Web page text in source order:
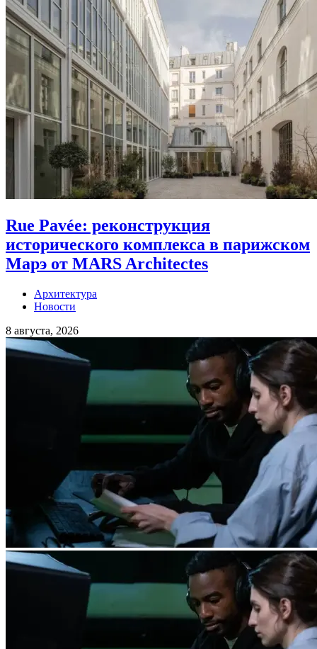
Rue Pavée: реконструкция
исторического комплекса в парижском
Марэ от MARS Architectes
Архитектура
Новости
8 августа, 2026